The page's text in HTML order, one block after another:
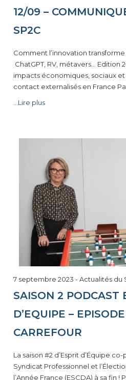
2023
12/09 –
SP2C
Comment l’innovation
ChatGPT, RV, métavers… Edition
impacts économiques, sociaux
contact externalisés en France
...Lire plus
7 septembre 2023 7
2023
- Actualités du
SAISON 2 PODCAST
D’EQUIPE –
CARREFOUR
La saison #2 d’Esprit d’Équipe
Syndicat Professionnel et
l’Année France (ESCDA) à sa fin